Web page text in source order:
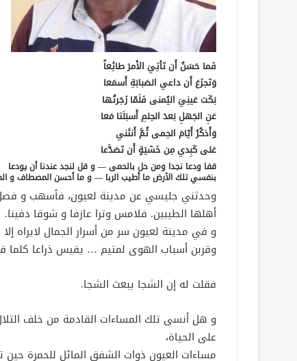
فَما حَسَنٌ أَن تَأتِيَ الأَمرَ طائِعاً
وَتَجزَعَ أَن داعي الصَبابَةِ أَسمَعا
بَكَت عَينِيَ اليُمنى فَلَمّا زَجَرتُها
عَنِ الجَهلِ بَعدَ الحِلمِ أَسبَلَتا مَعا
وَأَذكُرُ أَيّامَ الحِمى ثُمَّ أَنثَني
عَلى كَبِدي مِن خَشيَةٍ أَن تَصَدَّعا
قفا ودعا نجدا ومن حل بالحمى — و قل لنجد عندنا أن يودعا
بنفسي تلك الأرض ما أطيب الربا — و ما أحسن المصطاف و
وحدثني جليسي عن مدينة لعيون، فأسهب و
أهلها الطيبين. فلامس وترا عازفا و شوقا دفينا.
و في مدينة لعيون سر من أسرار الجمال لايراه
وقربن أسباب الهوى لمتيم … يقيس ذراعا كلما
فقلت له إن الشجا يبعث الشجا.
و هل أنسى تلك المساءات القادمة من خلف
على الحياة،
مساءات العيون ذوات الشفق المائل للحمرة